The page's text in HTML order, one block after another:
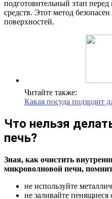
подготовительный этап
средств. Этот метод
поверхностей.
Читайте также:
Какая посуда подходит
Что нельзя
печь?
Зная, как очистить
микроволновой печи,
не используйте
не заливайте пенящиеся